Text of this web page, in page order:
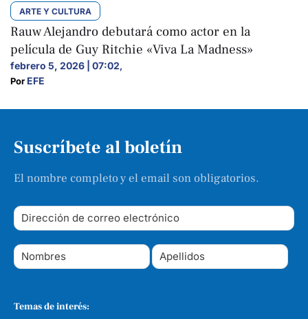
ARTE Y CULTURA
Rauw Alejandro debutará como actor en la
película de Guy Ritchie «Viva La Madness»
febrero 5, 2026 | 07:02,
Por EFE
Suscríbete al boletín
El nombre completo y el email son obligatorios.
Temas de interés: